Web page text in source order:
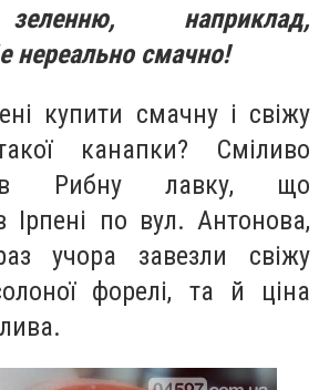
наприклад,
нереально смачно!
купити смачну і свіжу
канапки? Сміливо
в Рибну лавку, що
Ірпені по вул. Антонова,
учора завезли свіжу
форелі, та й ціна